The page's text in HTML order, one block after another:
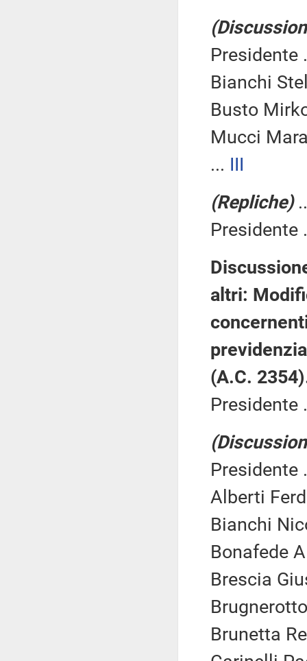
Presidente
Bianchi
Busto
Mucci
... III
(Repliche)
Presidente
altri:
(A.C.
Presidente
Presidente
Alberti
Bianchi
Bonafede
Brescia
Brunetta